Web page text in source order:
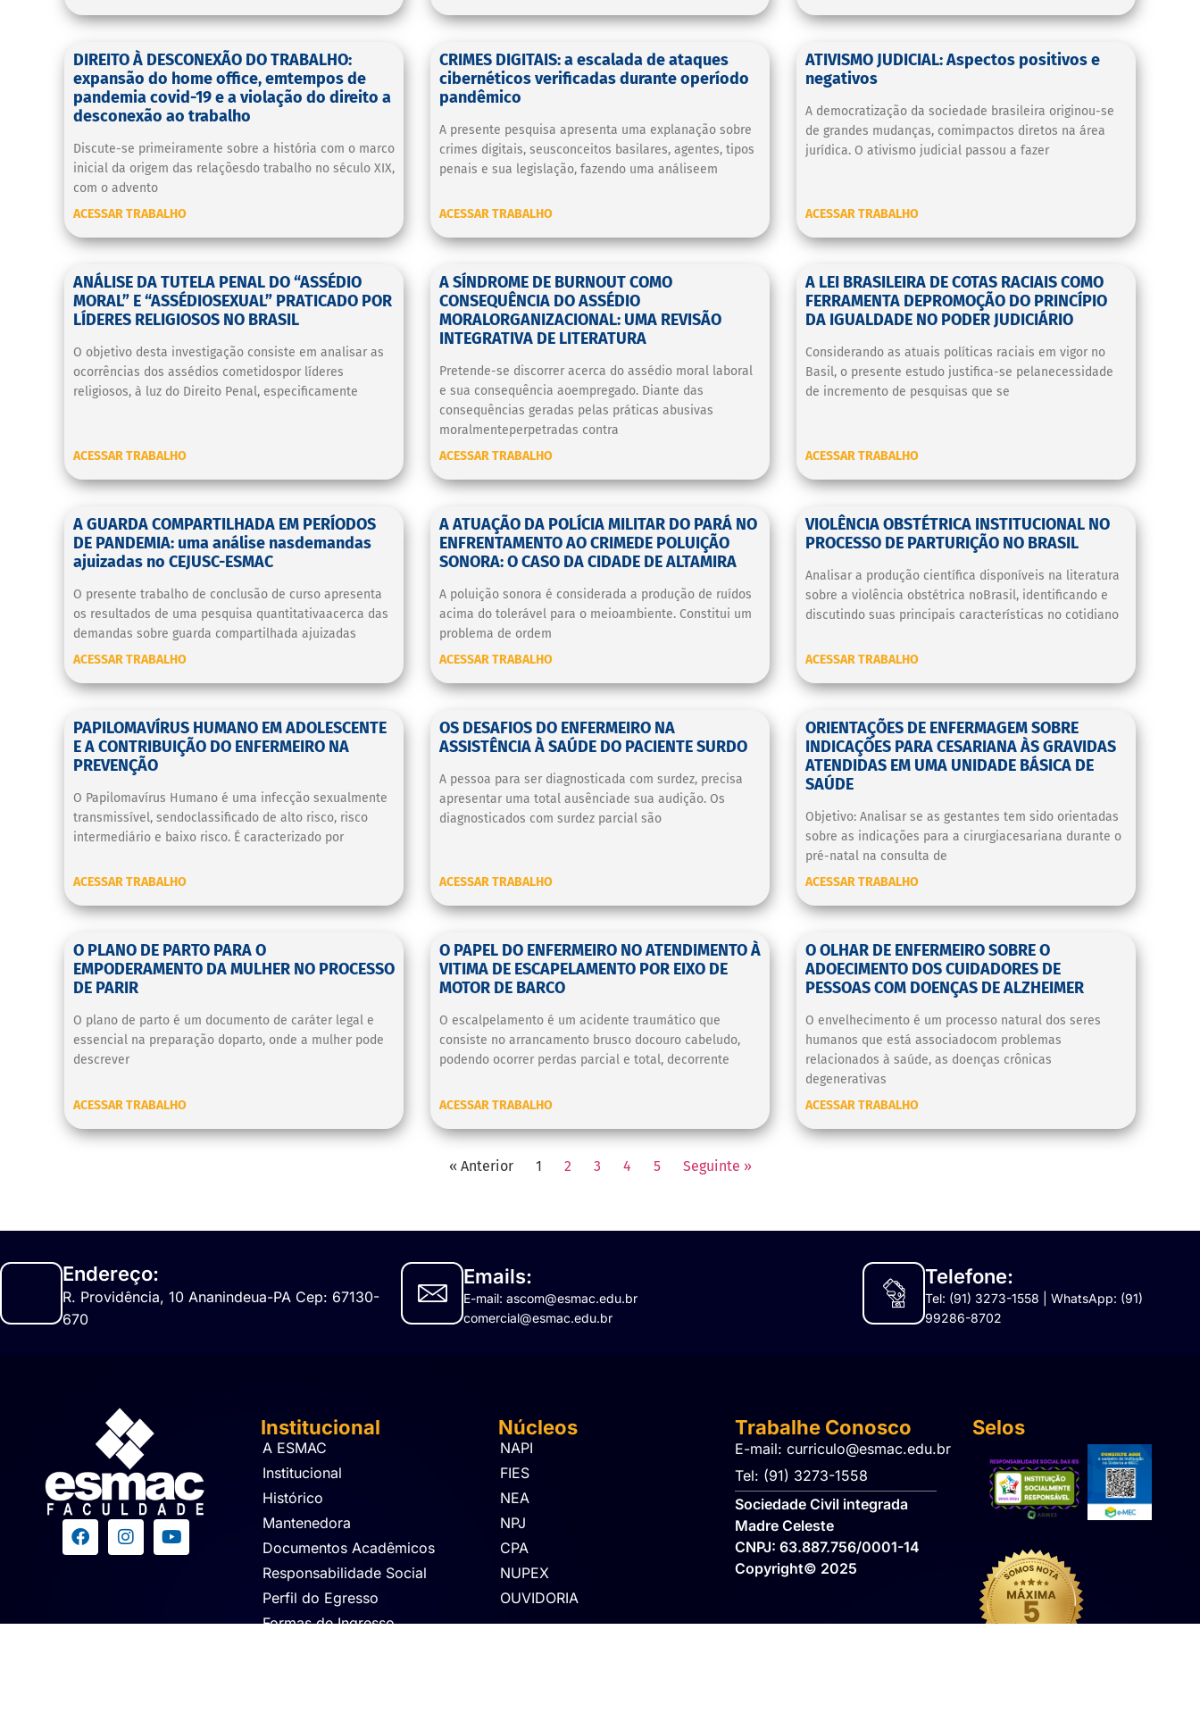
DIREITO À DESCONEXÃO DO TRABALHO:
expansão do home office, emtempos de
pandemia covid-19 e a violação do direito a
desconexão ao trabalho
Discute-se primeiramente sobre a história com o marco
inicial da origem das relaçõesdo trabalho no século XIX,
com o advento
ACESSAR TRABALHO
CRIMES DIGITAIS: a escalada de ataques
cibernéticos verificadas durante operíodo
pandêmico
A presente pesquisa apresenta uma explanação sobre
crimes digitais, seusconceitos basilares, agentes, tipos
penais e sua legislação, fazendo uma análiseem
ACESSAR TRABALHO
ATIVISMO JUDICIAL: Aspectos positivos e
negativos
A democratização da sociedade brasileira originou-se
de grandes mudanças, comimpactos diretos na área
jurídica. O ativismo judicial passou a fazer
ACESSAR TRABALHO
ANÁLISE DA TUTELA PENAL DO “ASSÉDIO
MORAL” E “ASSÉDIOSEXUAL” PRATICADO POR
LÍDERES RELIGIOSOS NO BRASIL
O objetivo desta investigação consiste em analisar as
ocorrências dos assédios cometidospor líderes
religiosos, à luz do Direito Penal, especificamente
ACESSAR TRABALHO
A SÍNDROME DE BURNOUT COMO
CONSEQUÊNCIA DO ASSÉDIO
MORALORGANIZACIONAL: UMA REVISÃO
INTEGRATIVA DE LITERATURA
Pretende-se discorrer acerca do assédio moral laboral
e sua consequência aoempregado. Diante das
consequências geradas pelas práticas abusivas
moralmenteperpetradas contra
ACESSAR TRABALHO
A LEI BRASILEIRA DE COTAS RACIAIS COMO
FERRAMENTA DEPROMOÇÃO DO PRINCÍPIO
DA IGUALDADE NO PODER JUDICIÁRIO
Considerando as atuais políticas raciais em vigor no
Basil, o presente estudo justifica-se pelanecessidade
de incremento de pesquisas que se
ACESSAR TRABALHO
A GUARDA COMPARTILHADA EM PERÍODOS
DE PANDEMIA: uma análise nasdemandas
ajuizadas no CEJUSC-ESMAC
O presente trabalho de conclusão de curso apresenta
os resultados de uma pesquisa quantitativaacerca das
demandas sobre guarda compartilhada ajuizadas
ACESSAR TRABALHO
A ATUAÇÃO DA POLÍCIA MILITAR DO PARÁ NO
ENFRENTAMENTO AO CRIMEDE POLUIÇÃO
SONORA: O CASO DA CIDADE DE ALTAMIRA
A poluição sonora é considerada a produção de ruídos
acima do tolerável para o meioambiente. Constitui um
problema de ordem
ACESSAR TRABALHO
VIOLÊNCIA OBSTÉTRICA INSTITUCIONAL NO
PROCESSO DE PARTURIÇÃO NO BRASIL
Analisar a produção científica disponíveis na literatura
sobre a violência obstétrica noBrasil, identificando e
discutindo suas principais características no cotidiano
ACESSAR TRABALHO
PAPILOMAVÍRUS HUMANO EM ADOLESCENTE
E A CONTRIBUIÇÃO DO ENFERMEIRO NA
PREVENÇÃO
O Papilomavírus Humano é uma infecção sexualmente
transmissível, sendoclassificado de alto risco, risco
intermediário e baixo risco. É caracterizado por
ACESSAR TRABALHO
OS DESAFIOS DO ENFERMEIRO NA
ASSISTÊNCIA À SAÚDE DO PACIENTE SURDO
A pessoa para ser diagnosticada com surdez, precisa
apresentar uma total ausênciade sua audição. Os
diagnosticados com surdez parcial são
ACESSAR TRABALHO
ORIENTAÇÕES DE ENFERMAGEM SOBRE
INDICAÇÕES PARA CESARIANA ÀS GRAVIDAS
ATENDIDAS EM UMA UNIDADE BÁSICA DE
SAÚDE
Objetivo: Analisar se as gestantes tem sido orientadas
sobre as indicações para a cirurgiacesariana durante o
pré-natal na consulta de
ACESSAR TRABALHO
O PLANO DE PARTO PARA O
EMPODERAMENTO DA MULHER NO PROCESSO
DE PARIR
O plano de parto é um documento de caráter legal e
essencial na preparação doparto, onde a mulher pode
descrever
ACESSAR TRABALHO
O PAPEL DO ENFERMEIRO NO ATENDIMENTO À
VITIMA DE ESCAPELAMENTO POR EIXO DE
MOTOR DE BARCO
O escalpelamento é um acidente traumático que
consiste no arrancamento brusco docouro cabeludo,
podendo ocorrer perdas parcial e total, decorrente
ACESSAR TRABALHO
O OLHAR DE ENFERMEIRO SOBRE O
ADOECIMENTO DOS CUIDADORES DE
PESSOAS COM DOENÇAS DE ALZHEIMER
O envelhecimento é um processo natural dos seres
humanos que está associadocom problemas
relacionados à saúde, as doenças crônicas
degenerativas
ACESSAR TRABALHO
« Anterior 1 2 3 4 5 Seguinte »
Endereço:
R. Providência, 10 Ananindeua-PA Cep: 67130-
670
Emails:
E-mail: ascom@esmac.edu.br
comercial@esmac.edu.br
Telefone:
Tel: (91) 3273-1558 | WhatsApp: (91)
99286-8702
Institucional
A ESMAC
Institucional
Histórico
Mantenedora
Documentos Acadêmicos
Responsabilidade Social
Perfil do Egresso
Formas de Ingresso
Núcleos
NAPI
FIES
NEA
NPJ
CPA
NUPEX
OUVIDORIA
Trabalhe Conosco
E-mail: curriculo@esmac.edu.br
Tel: (91) 3273-1558​
Sociedade Civil integrada
Madre Celeste
CNPJ: 63.887.756/0001-14
Copyright© 2025
Selos